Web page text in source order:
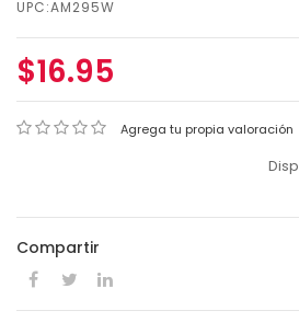
UPC:AM295W
$16.95
Agrega tu propia valoración
Compartir